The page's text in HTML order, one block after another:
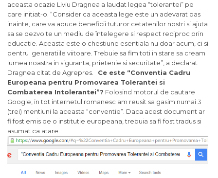
aceasta ocazie Liviu Dragnea a laudat legea “tolerantei” pe
care initiat-o. “Consider ca aceasta lege este un adevarat pas
inainte, care va aduce beneficii tuturor cetatenilor nostri si ajuta
sa se dezvolte un mediu de întelegere si respect reciproc prin
educatie. Aceasta este o chestiune esentiala nu doar acum, ci si
pentru generatiile viitoare. Trebuie sa fim toti in stare sa cream
lumea noastra in siguranta, prietenie si securitate”, a declarat
Dragnea citat de Agrepres. Ce este “Conventia Cadru
Europeana pentru Promovarea Tolerantei si
Combaterea Intolerantei”? Folosind motorul de cautare
Google, in tot internetul romanesc am reusit sa gasim numai 3
(trei) mentiuni la aceasta “conventie”. Daca acest document ar
fi fost emis de o institutie europeana, trebuia sa fi fost tradus si
asumat ca atare.